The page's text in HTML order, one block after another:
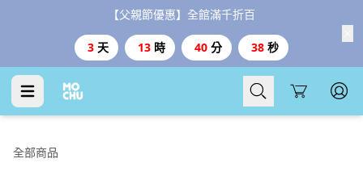
【父親節優惠】全館滿千折百
3 天 13 時 40 分 37 秒
Cart
全部商品